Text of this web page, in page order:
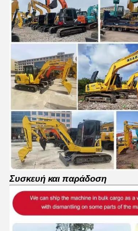
Συσκευή και παράδοση